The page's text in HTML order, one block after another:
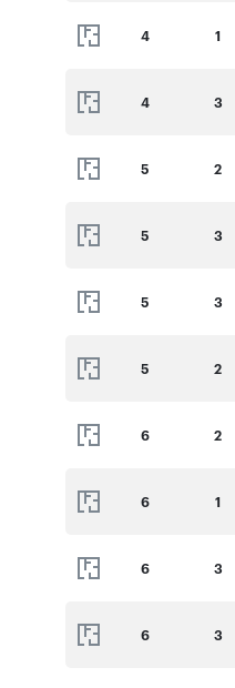
4 1
4 3
5 2
5 3
5 3
5 2
6 2
6 1
6 3
6 3